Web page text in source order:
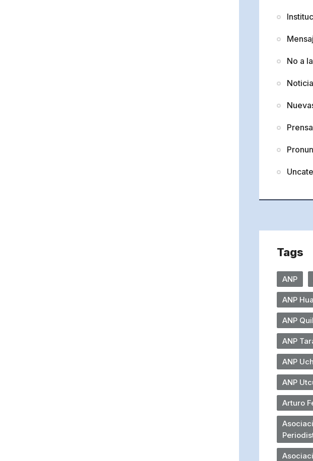
No a
Prensa
Tags
ANP
ANP
ANP
ANP
ANP
ANP
Arturo